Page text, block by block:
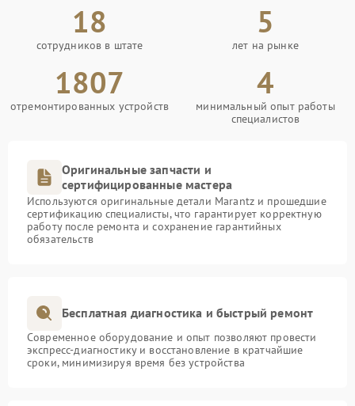
18
сотрудников в штате
5
лет на рынке
1807
отремонтированных устройств
4
минимальный опыт работы
специалистов
Оригинальные запчасти и
сертифицированные мастера
Используются оригинальные детали Marantz и прошедшие
сертификацию специалисты, что гарантирует корректную
работу после ремонта и сохранение гарантийных
обязательств
Бесплатная диагностика и быстрый ремонт
Современное оборудование и опыт позволяют провести
экспресс-диагностику и восстановление в кратчайшие
сроки, минимизируя время без устройства